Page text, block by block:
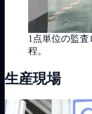
1点単位の監
程。
生産現場